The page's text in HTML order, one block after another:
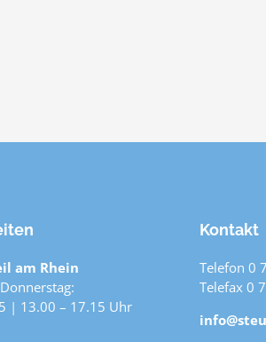
am Rhein
| 13.00 – 17.15 Uhr
Kontakt
Telefon 0
Telefax 0